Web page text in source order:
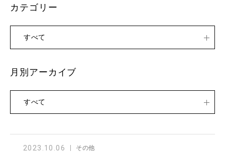
2023.10.06 その他
カテゴリー
すべて
月別アーカイブ
すべて